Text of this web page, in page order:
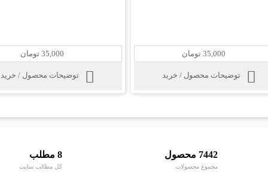
35,000 تومان
توضیحات محصول / خرید
35,000 تومان
توضیحات محصول / خرید
7442 محصول
مجموع محصولات
8 مطلب
کل مطالب سایت